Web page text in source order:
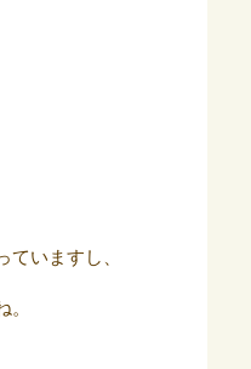
ていますし、